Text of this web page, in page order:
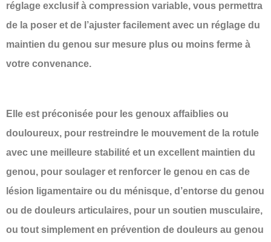
réglage exclusif à compression variable, vous permettra
de la poser et de l’ajuster facilement avec un réglage du
maintien du genou sur mesure plus ou moins ferme à
votre convenance.
Elle est préconisée pour les genoux affaiblies ou
douloureux, pour restreindre le mouvement de la rotule
avec une meilleure stabilité et un excellent maintien du
genou, pour soulager et renforcer le genou en cas de
lésion ligamentaire ou du ménisque, d’entorse du genou
ou de douleurs articulaires, pour un soutien musculaire,
ou tout simplement en prévention de douleurs au genou